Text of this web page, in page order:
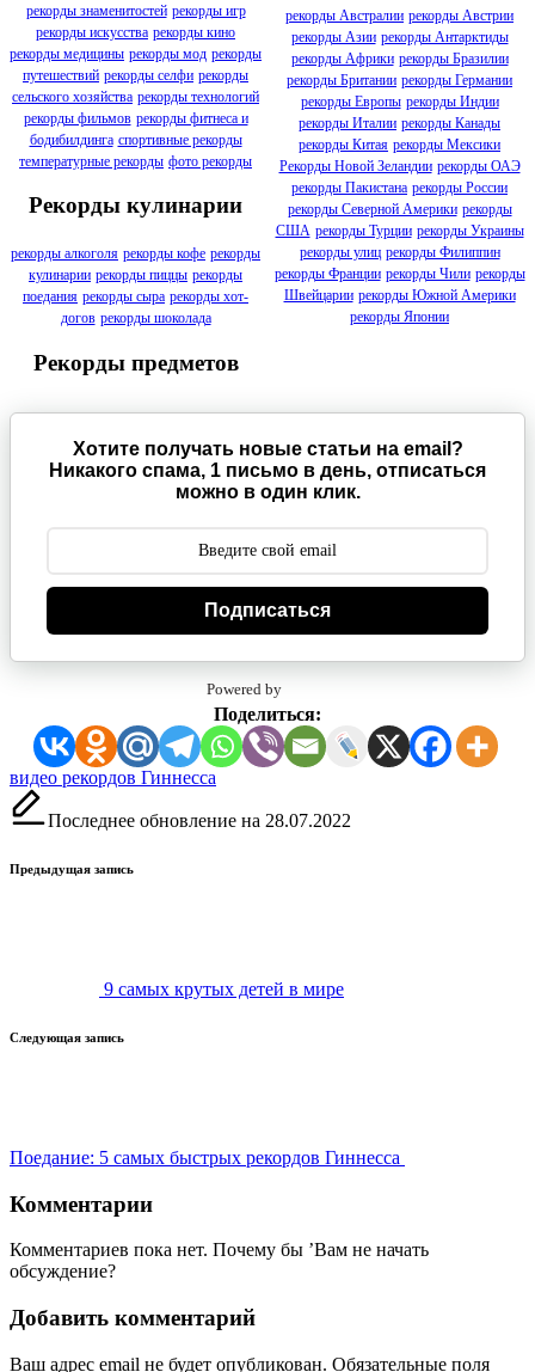
рекорды знаменитостей рекорды игр
рекорды искусства рекорды кино
рекорды медицины рекорды мод рекорды
путешествий рекорды селфи рекорды
сельского хозяйства рекорды технологий
рекорды фильмов рекорды фитнеса и
бодибилдинга спортивные рекорды
температурные рекорды фото рекорды
Рекорды кулинарии
рекорды алкоголя рекорды кофе рекорды
кулинарии рекорды пиццы рекорды
поедания рекорды сыра рекорды хот-
догов рекорды шоколада
Рекорды предметов
рекорды Австралии рекорды Австрии
рекорды Азии рекорды Антарктиды
рекорды Африки рекорды Бразилии
рекорды Британии рекорды Германии
рекорды Европы рекорды Индии
рекорды Италии рекорды Канады
рекорды Китая рекорды Мексики
Рекорды Новой Зеландии рекорды ОАЭ
рекорды Пакистана рекорды России
рекорды Северной Америки рекорды
США рекорды Турции рекорды Украины
рекорды улиц рекорды Филиппин
рекорды Франции рекорды Чили рекорды
Швейцарии рекорды Южной Америки
рекорды Японии
Хотите получать новые статьи на email?
Никакого спама, 1 письмо в день, отписаться
можно в один клик.
Подписаться
Powered by
Поделиться:
Метки:
видео рекордов Гиннесса
Последнее обновление на 28.07.2022
Навигация
Предыдущая запись
9 самых крутых детей в мире
Следующая запись
Поедание: 5 самых быстрых рекордов Гиннесса
Комментарии
Комментариев пока нет. Почему бы ’Вам не начать
обсуждение?
Добавить комментарий
Ваш адрес email не будет опубликован. Обязательные поля